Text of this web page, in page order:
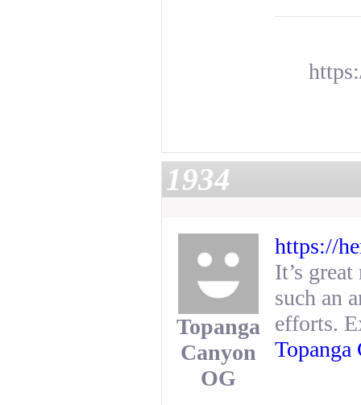
1934
Topanga
Canyon
OG
https://
It’s
such an
efforts.
Topanga